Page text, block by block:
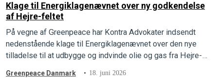
Klage til Energiklagenævnet over ny godkendelse
af Hejre-feltet
På vegne af Greenpeace har Kontra Advokater indsendt
nedenstående klage til Energiklagenævnet over den nye
tilladelse til at udbygge og indvinde olie og gas fra Hejre-
Greenpeace Danmark 18. juni 2026